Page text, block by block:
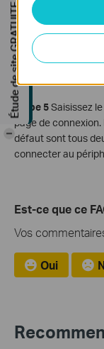
Étape 4
Ouvrez le
périphérique dans
192.168.1.1 ou
Étape 5Saisissez
page de
défaut sont tous
connecter au
Est-ce que ce
Vos
Oui
Étude de site GRATUITE
-